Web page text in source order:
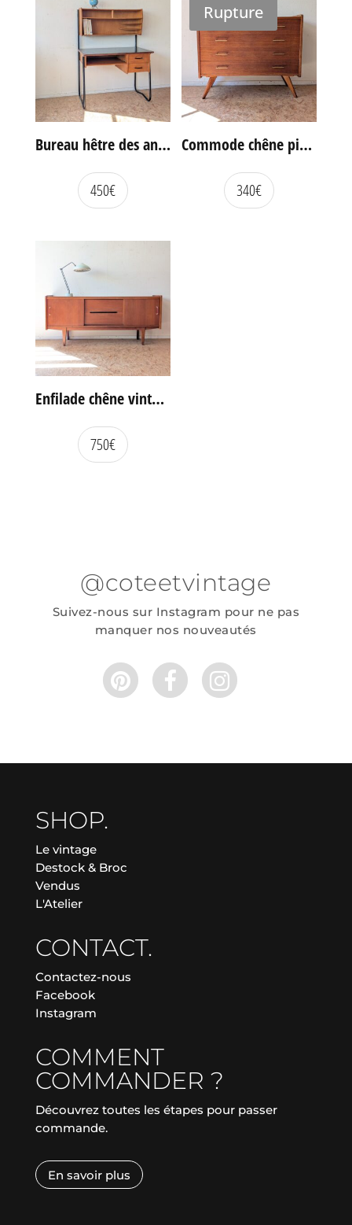
Bureau hêtre des années 60
450€
Rupture
Commode chêne pieds compas vintage
340€
Enfilade chêne vintage portes coulissantes
750€
@coteetvintage
Suivez-nous sur Instagram pour ne pas
manquer nos nouveautés
SHOP.
Le vintage
Destock & Broc
Vendus
L'Atelier
CONTACT.
Contactez-nous
Facebook
Instagram
COMMENT
COMMANDER ?
Découvrez toutes les étapes pour passer
commande.
En savoir plus